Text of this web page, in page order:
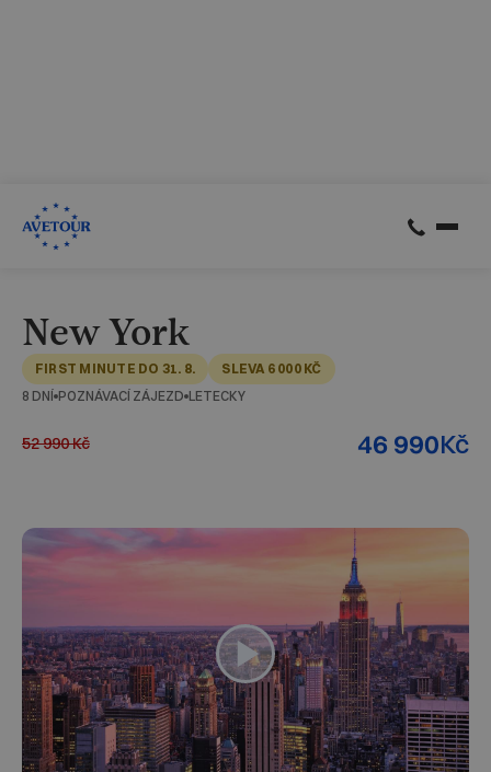
New York
FIRST MINUTE DO 31. 8.
SLEVA 6 000 KČ
8 DNÍ POZNÁVACÍ ZÁJEZD LETECKY
52 990Kč 46 990Kč